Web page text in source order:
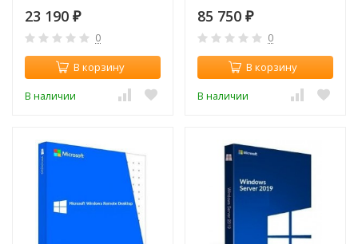
23 190 ₽
0
В корзину
В наличии
85 750 ₽
0
В корзину
В наличии